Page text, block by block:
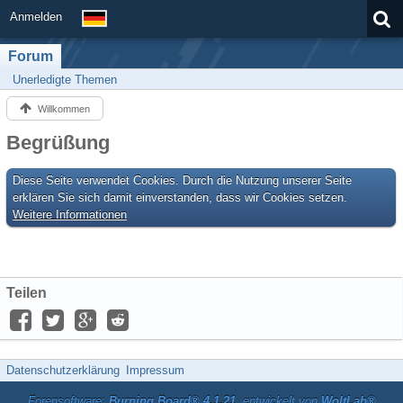
Anmelden
Forum
Unerledigte Themen
Willkommen
Begrüßung
Diese Seite verwendet Cookies. Durch die Nutzung unserer Seite
erklären Sie sich damit einverstanden, dass wir Cookies setzen.
Weitere Informationen
Teilen
Datenschutzerklärung Impressum